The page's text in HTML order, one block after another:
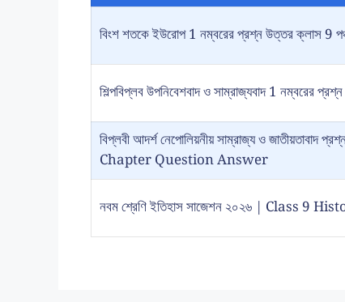
বিংশ শতকে ইউরোপ 1 নম্বরের প্রশ্ন উত্তর ক্লাস 9
শিল্পবিপ্লব উপনিবেশবাদ ও সাম্রাজ্যবাদ 1 নম্বরের
বিপ্লবী আদর্শ নেপোলিয়নীয় সাম্রাজ্য ও
Chapter Question Answer
নবম শ্রেণি ইতিহাস সাজেশন ২০২৬ | Class 9